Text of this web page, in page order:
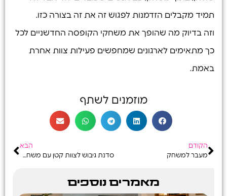
תמיד מקבלים הזדמנות לפגוש זה את זה בצורה כזו.
וזה בדיוק מה שהופך את משחקי הקופסה החדשניים לכל
כך מתאימים לארגונים שמחפשים פעילות צוות אחרת
באמת.
מוזמנים לשתף
הקודם
מעבר למשחק
הבא
סדנת גיבוש לצוות קטן עם משחקי קופסה חדשניים
מאמרים נוספים